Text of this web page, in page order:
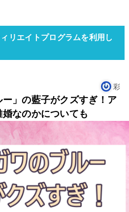
リエイトプログラムを利用し
彩
ー」の藍子がクズすぎ！ア
なのかについても